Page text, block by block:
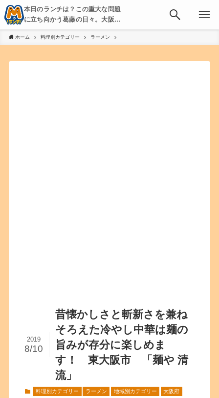
本日のランチは？この重大な問題
に立ち向かう葛藤の日々。大阪・
京都・神戸を中心とした食べ歩
き、飲み歩きを綴る。
ホーム 料理別カテゴリー ラーメン
昔懐かしさと斬新さを兼ね
そろえた冷やし中華は麺の
旨みが存分に楽しめま
す！ 東大阪市 「麺や 清
流」
2019
8/10
料理別カテゴリー ラーメン 地域別カテゴリー 大阪府